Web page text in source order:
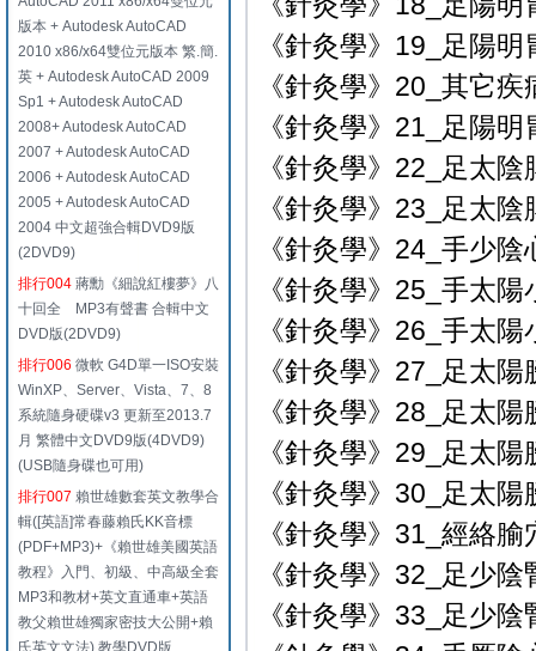
版本 + Autodesk AutoCAD
2010 x86/x64雙位元版本 繁.簡.
英 + Autodesk AutoCAD 2009
Sp1 + Autodesk AutoCAD
2008+ Autodesk AutoCAD
2007 + Autodesk AutoCAD
2006 + Autodesk AutoCAD
2005 + Autodesk AutoCAD
2004 中文超強合輯DVD9版
(2DVD9)
排行004 蔣勳《細說紅樓夢》八
十回全 MP3有聲書 合輯中文
DVD版(2DVD9)
排行006 微軟 G4D單一ISO安裝
WinXP、Server、Vista、7、8
系統隨身硬碟v3 更新至2013.7
月 繁體中文DVD9版(4DVD9)
(USB隨身碟也可用)
排行007 賴世雄數套英文教學合
輯([英語]常春藤賴氏KK音標
(PDF+MP3)+《賴世雄美國英語
教程》入門、初級、中高級全套
MP3和教材+英文直通車+英語
教父賴世雄獨家密技大公開+賴
氏英文文法) 教學DVD版
《針灸學》19_足陽
《針灸學》20_其它
《針灸學》21_足陽
《針灸學》22_足太
《針灸學》23_足太
《針灸學》24_手少
《針灸學》25_手太
《針灸學》26_手太
《針灸學》27_足太
《針灸學》28_足太
《針灸學》29_足太
《針灸學》30_足太
《針灸學》31_經絡
《針灸學》32_足少
《針灸學》33_足少